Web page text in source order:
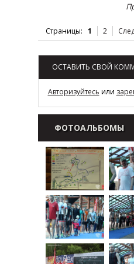
Страницы: 1 2
ОСТАВИТЬ СВОЙ
Авторизуйтесь или
ФОТОАЛЬБОМЫ